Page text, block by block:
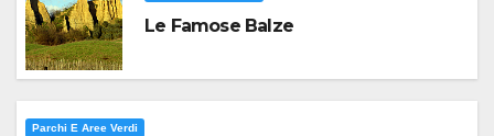
Le Famose Balze
Parchi E Aree Verdi